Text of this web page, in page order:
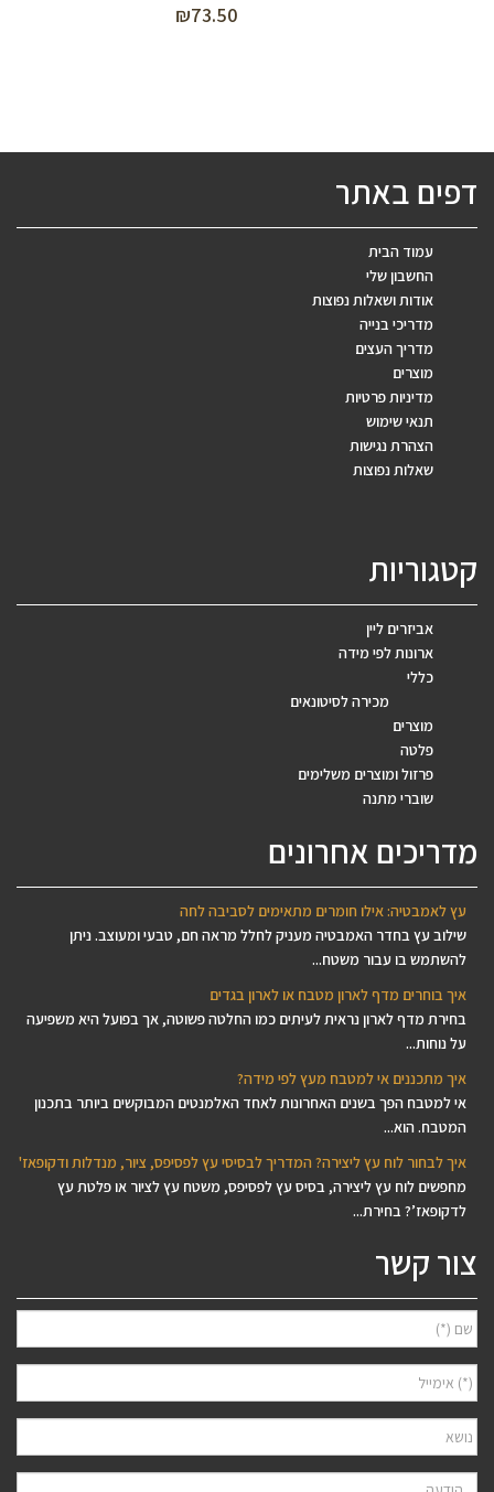
₪73.50
דפים באתר
עמוד הבית
החשבון שלי
אודות ושאלות נפוצות
מדריכי בנייה
מדריך העצים
מוצרים
מדיניות פרטיות
תנאי שימוש
הצהרת נגישות
שאלות נפוצות
קטגוריות
אביזרים ליין
ארונות לפי מידה
כללי
מכירה לסיטונאים
מוצרים
פלטה
פרזול ומוצרים משלימים
שוברי מתנה
מדריכים אחרונים
עץ לאמבטיה: אילו חומרים מתאימים לסביבה לחה
שילוב עץ בחדר האמבטיה מעניק לחלל מראה חם, טבעי ומעוצב. ניתן
להשתמש בו עבור משטח...
איך בוחרים מדף לארון מטבח או לארון בגדים
בחירת מדף לארון נראית לעיתים כמו החלטה פשוטה, אך בפועל היא משפיעה
על נוחות...
איך מתכננים אי למטבח מעץ לפי מידה?
אי למטבח הפך בשנים האחרונות לאחד האלמנטים המבוקשים ביותר בתכנון
המטבח. הוא...
איך לבחור לוח עץ ליצירה? המדריך לבסיסי עץ לפסיפס, ציור, מנדלות ודקופאז'
מחפשים לוח עץ ליצירה, בסיס עץ לפסיפס, משטח עץ לציור או פלטת עץ
לדקופאז’? בחירת...
צור קשר